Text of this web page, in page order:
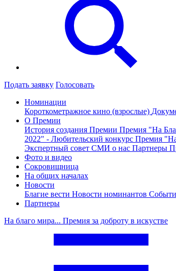
Подать заявку Голосовать
Номинации
Короткометражное кино (взрослые)
О Премии
История создания Премии Премия "На
2022" - Любительский конкурс Премия
Экспертный совет СМИ о нас Партнеры
Фото и видео
Сокровищница
На общих началах
Новости
Благие вести Новости номинантов
Партнеры
На благо мира... Премия за доброту в искустве